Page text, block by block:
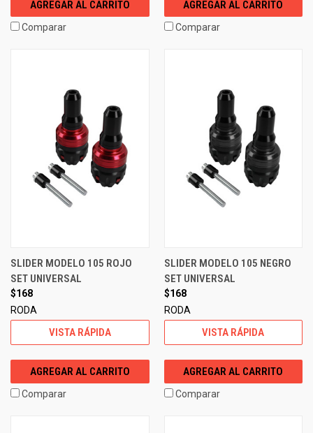
AGREGAR AL CARRITO
Comparar
AGREGAR AL CARRITO
Comparar
SLIDER MODELO 105 ROJO
SET UNIVERSAL
$168
RODA
VISTA RÁPIDA
AGREGAR AL CARRITO
Comparar
SLIDER MODELO 105 NEGRO
SET UNIVERSAL
$168
RODA
VISTA RÁPIDA
AGREGAR AL CARRITO
Comparar